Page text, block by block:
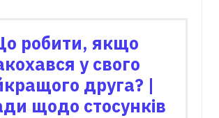
робити, якщо
у свого
друга? |
щодо стосунків